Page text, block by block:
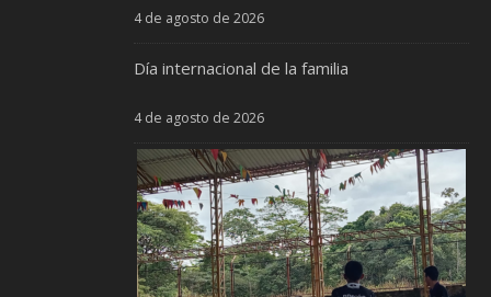
4 de agosto de 2026
Día internacional de la familia
4 de agosto de 2026